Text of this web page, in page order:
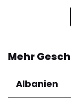
Mehr
Albanien